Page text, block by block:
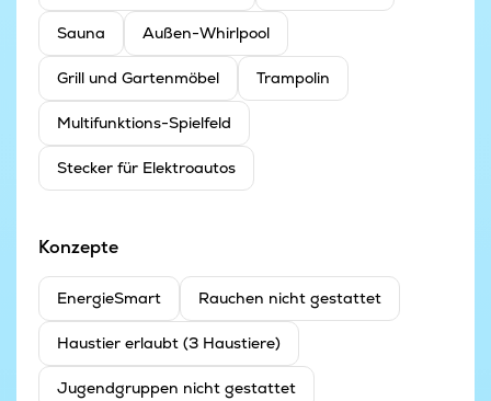
Sauna Außen-Whirlpool
Grill und Gartenmöbel Trampolin
Multifunktions-Spielfeld
Stecker für Elektroautos
Konzepte
EnergieSmart Rauchen nicht gestattet
Haustier erlaubt (3 Haustiere)
Jugendgruppen nicht gestattet